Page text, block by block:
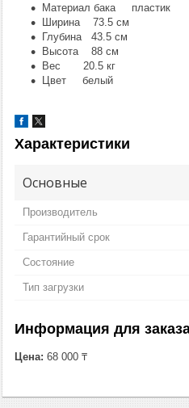
Материал бака пластик
Ширина 73.5 см
Глубина 43.5 см
Высота 88 см
Вес 20.5 кг
Цвет белый
Характеристики
Основные
Производитель
Гарантийный срок
Состояние
Тип загрузки
Информация для
Цена: 68 000 ₸